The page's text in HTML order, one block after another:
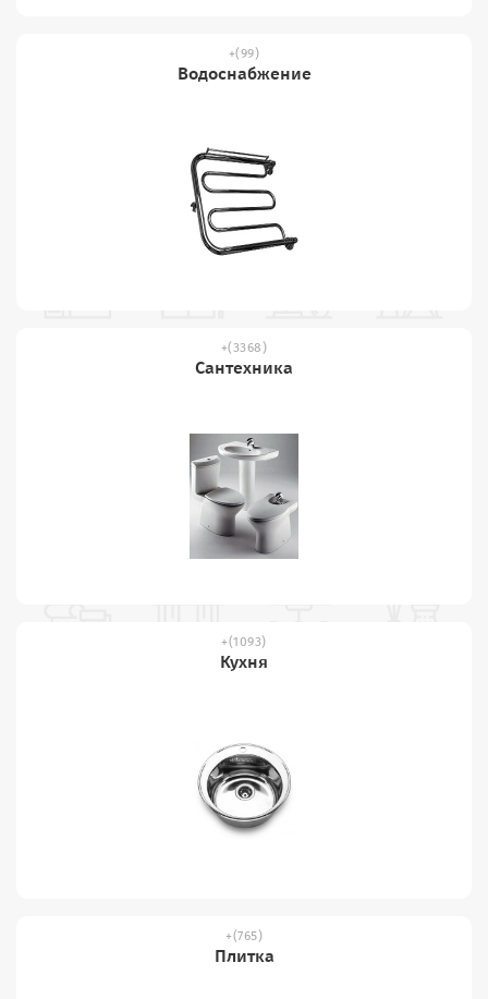
(99)
Водоснабжение
(3368)
Сантехника
(1093)
Кухня
(765)
Плитка